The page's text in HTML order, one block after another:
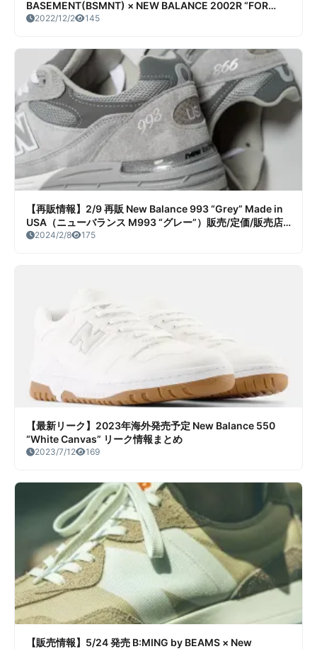
BASEMENT(BSMNT) × NEW BALANCE 2002R “FOR
LOCALS” 2COLORSリーク情報まとめ
2022/12/2 145
【再販情報】2/9 再販 New Balance 993 “Grey” Made in
USA（ニューバランス M993 “グレー”）販売/定価/販売店
舗まとめ
2024/2/8 175
【最新リーク】2023年海外発売予定 New Balance 550
“White Canvas” リーク情報まとめ
2023/7/12 169
【販売情報】5/24 発売 B:MING by BEAMS × New